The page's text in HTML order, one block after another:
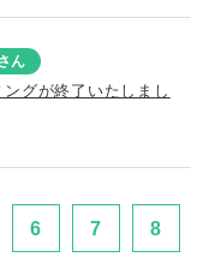
ん
グが終了いたしまし
6 7 8